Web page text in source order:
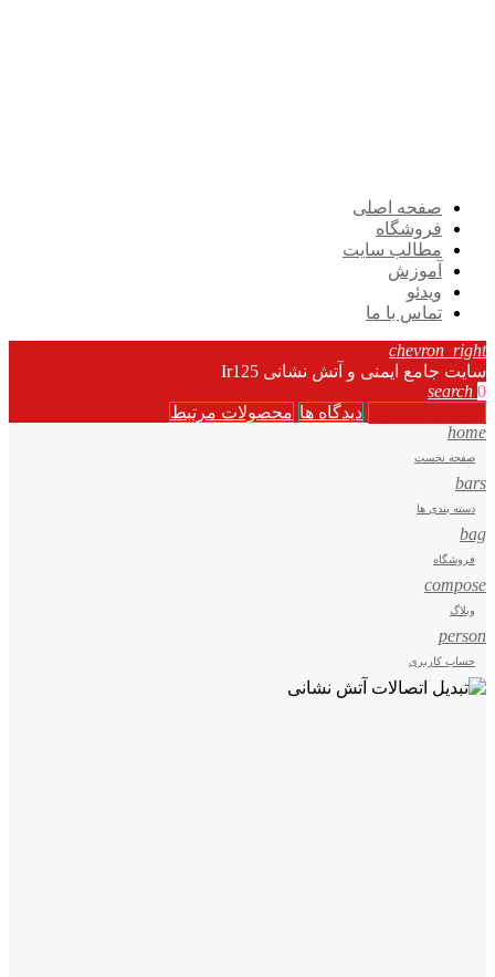
صفحه اصلی
فروشگاه
مطالب سایت
آموزش
ویدئو
تماس با ما
chevron_right
سایت جامع ایمنی و آتش نشانی Ir125
search 0
دیدگاه ها محصولات مرتبط
home
صفحه نخست
bars
دسته بندی ها
bag
فروشگاه
compose
وبلاگ
person
حساب کاربری